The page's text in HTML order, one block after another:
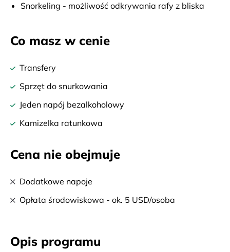
Snorkeling - możliwość odkrywania rafy z bliska
Co masz w cenie
Transfery
Sprzęt do snurkowania
Jeden napój bezalkoholowy
Kamizelka ratunkowa
Cena nie obejmuje
Dodatkowe napoje
Opłata środowiskowa - ok. 5 USD/osoba
Opis programu